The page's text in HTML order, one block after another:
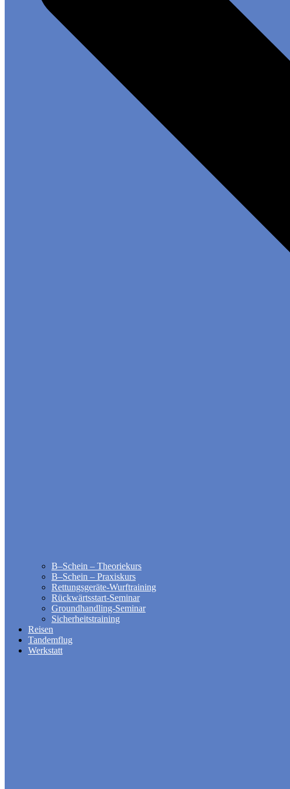
B–Schein – Theoriekurs
B–Schein – Praxiskurs
Rettungsgeräte-Wurftraining
Rückwärtsstart-Seminar
Groundhandling​-Seminar
Sicherheitstraining
Reisen
Tandemflug
Werkstatt